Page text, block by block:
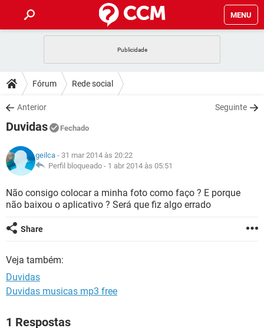
MENU
CELULAR
OUTLOOK
INSTAGRAM
GUIA DE COMPRAS
DICAS
JOGOS
INSTAGRAM
GUIA DE COMPRAS
DOWNLOADS
JOGOS
CELULAR
OUTLOOK EXCEL
INSTAGRAM
GUIA DE COMPRAS
JOGOS
CELULAR
OUTLOOK EXCEL
GLOSSÁRIO
JOGOS WHATSAPP
CELULAR FACEBOOK
OUTLOOK
GUIA DE COMPRAS
Fórum Rede social
Anterior Seguinte
Duvidas Fechado
geilca - 31 mar 2014 às 20:22
Perfil bloqueado - 1 abr 2014 às 05:51
Não consigo colocar a minha foto como faço ? E porque
não baixou o aplicativo ? Será que fiz algo errado
Share
Veja também:
Duvidas
Duvidas musicas mp3 free
1 Respostas